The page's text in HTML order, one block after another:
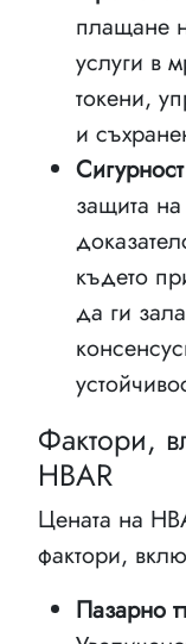
плащане
услуги в
токени,
и
защита
където
да ги
Фактори,
HBAR
Цената на
фактори,
Пазарно